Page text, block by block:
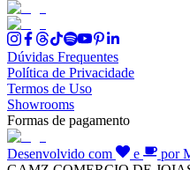
Dúvidas Frequentes
Política de Privacidade
Termos de Uso
Showrooms
Formas de pagamento
Desenvolvido com e
por